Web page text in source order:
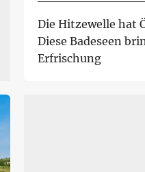
Die Hitzewelle hat
Diese Badeseen
Erfrischung